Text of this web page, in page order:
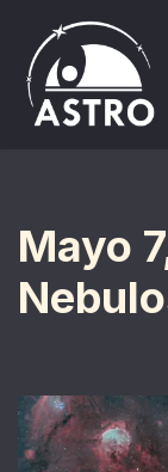
Saltar
al
contenido
Mayo